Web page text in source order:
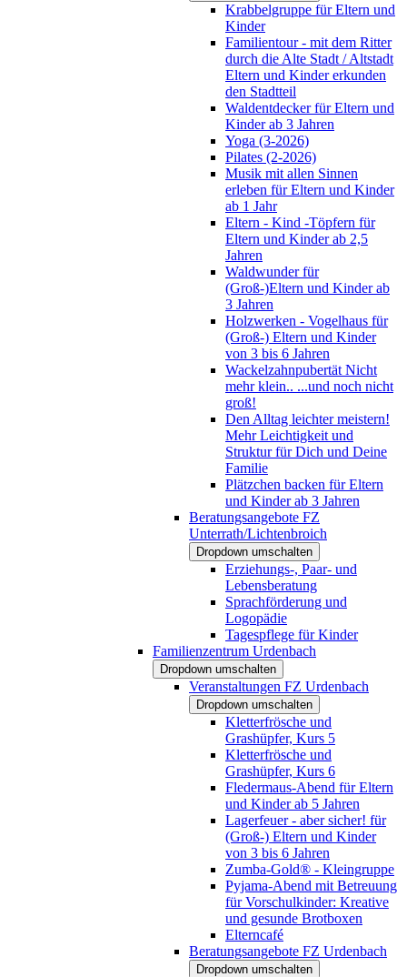
Krabbelgruppe für Eltern und
Kinder
Familientour - mit dem Ritter
durch die Alte Stadt / Altstadt
Eltern und Kinder erkunden
den Stadtteil
Waldentdecker für Eltern und
Kinder ab 3 Jahren
Yoga (3-2026)
Pilates (2-2026)
Musik mit allen Sinnen
erleben für Eltern und Kinder
ab 1 Jahr
Eltern - Kind -Töpfern für
Eltern und Kinder ab 2,5
Jahren
Waldwunder für
(Groß-)Eltern und Kinder ab
3 Jahren
Holzwerken - Vogelhaus für
(Groß-) Eltern und Kinder
von 3 bis 6 Jahren
Wackelzahnpubertät Nicht
mehr klein.. ...und noch nicht
groß!
Den Alltag leichter meistern!
Mehr Leichtigkeit und
Struktur für Dich und Deine
Familie
Plätzchen backen für Eltern
und Kinder ab 3 Jahren
Beratungsangebote FZ
Unterrath/Lichtenbroich
Dropdown umschalten
Erziehungs-, Paar- und
Lebensberatung
Sprachförderung und
Logopädie
Tagespflege für Kinder
Familienzentrum Urdenbach
Dropdown umschalten
Veranstaltungen FZ Urdenbach
Dropdown umschalten
Kletterfrösche und
Grashüpfer, Kurs 5
Kletterfrösche und
Grashüpfer, Kurs 6
Fledermaus-Abend für Eltern
und Kinder ab 5 Jahren
Lagerfeuer - aber sicher! für
(Groß-) Eltern und Kinder
von 3 bis 6 Jahren
Zumba-Gold® - Kleingruppe
Pyjama-Abend mit Betreuung
für Vorschulkinder: Kreative
und gesunde Brotboxen
Elterncafé
Beratungsangebote FZ Urdenbach
Dropdown umschalten